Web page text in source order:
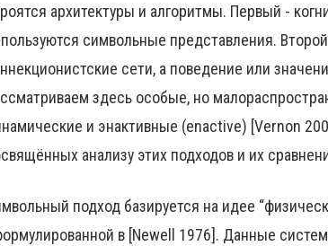
архитектуры и алгоритмы. Первый -
символьные представления.
сети, а поведение или
здесь особые, но
и энактивные (enactive) [Vernon
анализу этих подходов и их
подход базируется на идее
в [Newell 1976]. Данные